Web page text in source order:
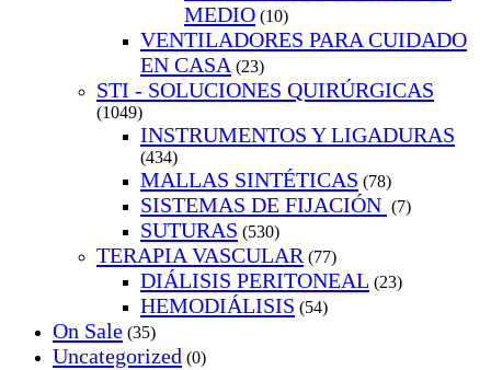
MEDIO (10)
VENTILADORES PARA CUIDADO
EN CASA (23)
STI - SOLUCIONES QUIRÚRGICAS
(1049)
INSTRUMENTOS Y LIGADURAS
(434)
MALLAS SINTÉTICAS (78)
SISTEMAS DE FIJACIÓN (7)
SUTURAS (530)
TERAPIA VASCULAR (77)
DIÁLISIS PERITONEAL (23)
HEMODIÁLISIS (54)
On Sale (35)
Uncategorized (0)